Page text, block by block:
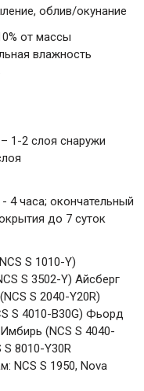
облив/окунание
от массы
влажность
1-2 слоя снаружи
4 часа; окончательный
до 7 суток
S 1010-Y)
S 3502-Y) Айсберг
S 2040-Y20R)
S 4010-B30G) Фьорд
(NCS S 4040-
S 8010-Y30R
NCS S 1950, Nova